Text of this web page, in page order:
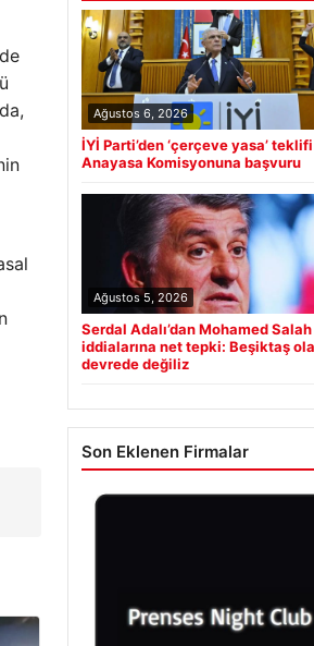
Ağustos 6, 2026
İYİ Parti’den ‘çerçeve yasa’
Anayasa Komisyonuna başvuru
Ağustos 5, 2026
Serdal Adalı’dan Mohamed Salah
iddialarına net tepki: Beşiktaş
devrede değiliz
Son Eklenen Firmalar